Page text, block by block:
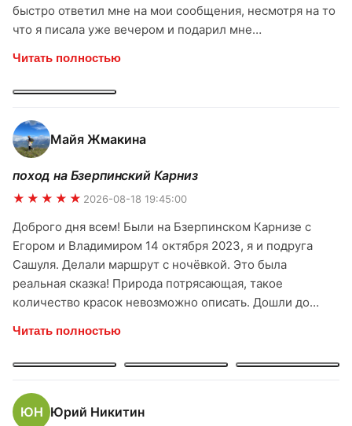
быстро ответил мне на мои сообщения, несмотря на то
что я писала уже вечером и подарил мне
же мне повезло с гидом! Егор учел все мои пожелания
для этого похода и устроил для меня просто
потрясающий волшебный день! Этот день точно
останется в памяти и моем сердечке! Я и представить
себе не могла что можно так сказочно прекрасно
провести его! Огромная Благодарность Егору за то что
показал мне красивейшие места с живописными
пейзажами и устроил мне такой чудесный день! Лучше
ridertrip за прекраснейшего гида и организацию.
Обязательно пойду еще в интересный поход от вас) И
Всем очень-очень рекомендую!
Читать полностью
Майя Жмакина
поход на Бзерпинский Карниз
★★★★★ 2026-08-18 19:45:00
Доброго дня всем! Были на Бзерпинском Карнизе с
Егором и Владимиром 14 октября 2023, я и подруга
Сашуля. Делали маршрут с ночёвкой. Это была
реальная сказка! Природа потрясающая, такое
количество красок невозможно описать. Дошли до
вершины. Гид Егор очень внимательный, заботливый,
рассказал много интересного про маршрут, про
растения, про места. Чувствовали себя в полной
безопасности. Спасибо Владимиру за организацию —
всё было четко, без накладок. Однозначно рекомендую
Читать полностью
ЮН Юрий Никитин